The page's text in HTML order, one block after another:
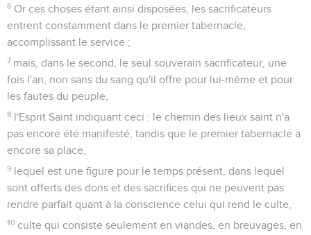
6 Or ces choses étant ainsi disposées, les sacrificateurs
entrent constamment dans le premier tabernacle,
accomplissant le service ;
7 mais, dans le second, le seul souverain sacrificateur, une
fois l'an, non sans du sang qu'il offre pour lui-même et pour
les fautes du peuple,
8 l'Esprit Saint indiquant ceci : le chemin des lieux saint n'a
pas encore été manifesté, tandis que le premier tabernacle a
encore sa place,
9 lequel est une figure pour le temps présent, dans lequel
sont offerts des dons et des sacrifices qui ne peuvent pas
rendre parfait quant à la conscience celui qui rend le culte,
10 culte qui consiste seulement en viandes, en breuvages, en